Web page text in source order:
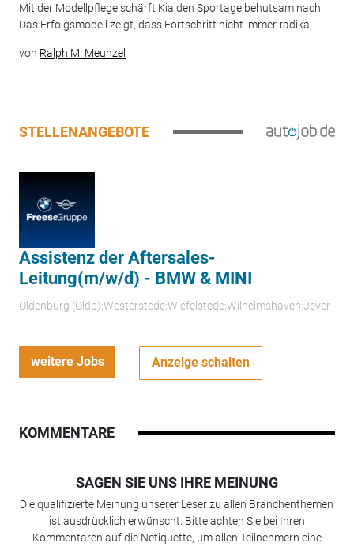
Mit der Modellpflege schärft Kia den Sportage behutsam nach.
Das Erfolgsmodell zeigt, dass Fortschritt nicht immer radikal...
von Ralph M. Meunzel
STELLENANGEBOTE
Assistenz der Aftersales-
Leitung(m/w/d) - BMW & MINI
Oldenburg (Oldb);Westerstede;Wiefelstede;Wilhelmshaven;Jever
weitere Jobs Anzeige schalten
KOMMENTARE
SAGEN SIE UNS IHRE MEINUNG
Die qualifizierte Meinung unserer Leser zu allen Branchenthemen
ist ausdrücklich erwünscht. Bitte achten Sie bei Ihren
Kommentaren auf die Netiquette, um allen Teilnehmern eine